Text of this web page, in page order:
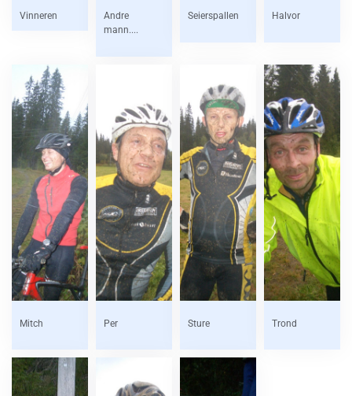
Vinneren
Andre
mann....
Seierspallen Halvor
Mitch Per Sture Trond